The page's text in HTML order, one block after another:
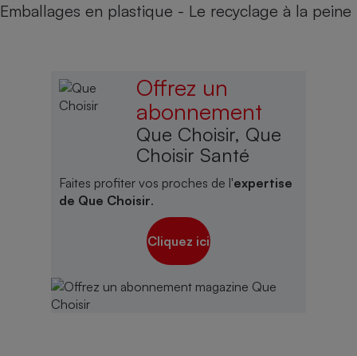
Emballages en plastique - Le recyclage à la peine
Offrez un
abonnement
Que Choisir, Que
Choisir Santé
Faites profiter vos proches de l'expertise
de Que Choisir.
Cliquez ici